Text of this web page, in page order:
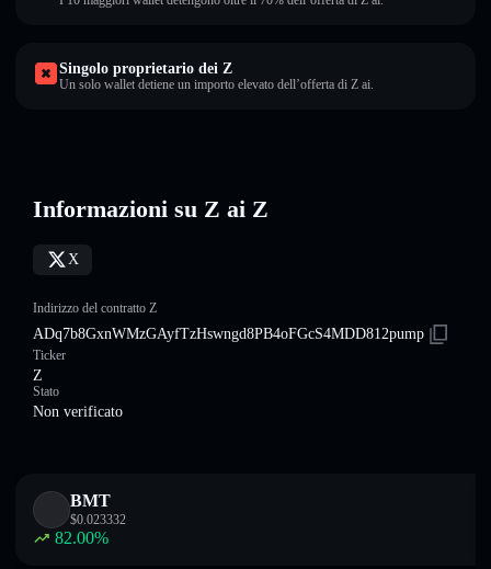
Singolo proprietario dei Z
Un solo wallet detiene un importo elevato dell’offerta di Z ai.
Informazioni su Z ai Z
X
Indirizzo del contratto Z
ADq7b8GxnWMzGAyfTzHswngd8PB4oFGcS4MDD812pump
Ticker
Z
Stato
Non verificato
BMT
$0.023332
82.00%